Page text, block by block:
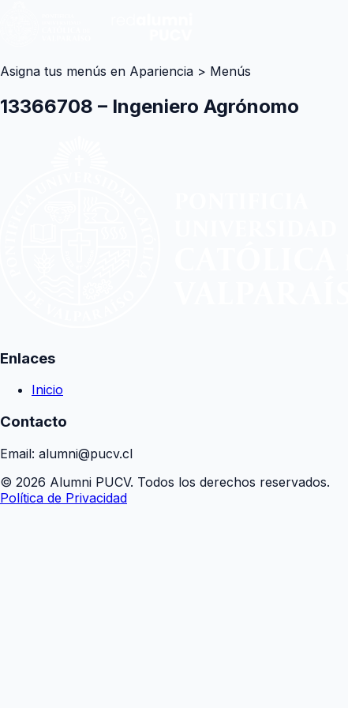
Asigna tus menús en Apariencia > Menús
13366708 – Ingeniero Agrónomo
Enlaces
Inicio
Contacto
Email: alumni@pucv.cl
© 2026 Alumni PUCV. Todos los derechos reservados.
Política de Privacidad